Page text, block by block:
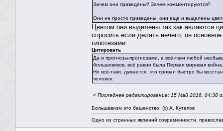
Зачем они приведены? Зачем комментируются?
Они не просто приведены, они еще и выделены
Цветом они выделены так как являются
спросить если делать нечего, он
гипотезами.
Цитировать
Да и прогнозы-прогнозами, а всё-таки любой
большевиков, всё равно была Первая мировая
Но всё-таки, думается, это провал быстро бы
человек.
« Последнее редактирование: 15 Май 2016, 04:38
Большевизм это бешенство. (с) А. Кутепов
Одно из странных явлений современности,